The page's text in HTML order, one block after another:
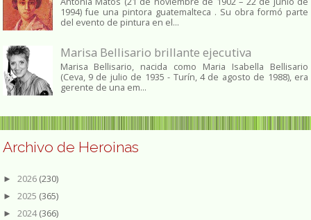
1994) fue una pintora guatemalteca . Su obra formó parte
del evento de pintura en el...
Marisa Bellisario brillante ejecutiva
Marisa Bellisario, nacida como Maria Isabella Bellisario
(Ceva, 9 de julio de 1935 - Turín, 4 de agosto de 1988), era
gerente de una em...
Archivo de Heroinas
► 2026 (230)
► 2025 (365)
► 2024(366)